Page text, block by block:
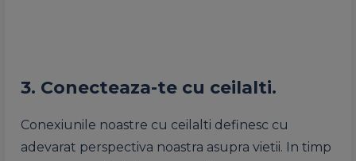
3. Conecteaza-te cu ceilalti.
Conexiunile noastre cu ceilalti definesc cu
adevarat perspectiva noastra asupra vietii. In timp